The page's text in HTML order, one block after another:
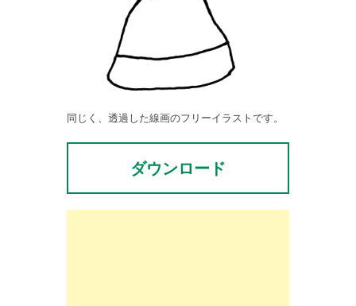
同じく、透過した線画のフリーイラストです。
ダウンロード